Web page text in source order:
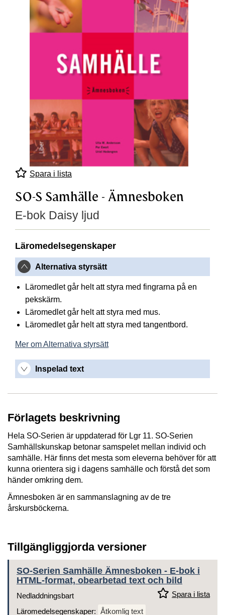
Spara i lista
SO-S Samhälle - Ämnesboken
E-bok Daisy ljud
Läromedelsegenskaper
Alternativa styrsätt
Läromedlet går helt att styra med fingrarna på en
pekskärm.
Läromedlet går helt att styra med mus.
Läromedlet går helt att styra med tangentbord.
Mer om Alternativa styrsätt
Inspelad text
Förlagets beskrivning
Hela SO-Serien är uppdaterad för Lgr 11. SO-Serien
Samhällskunskap betonar samspelet mellan individ och
samhälle. Här finns det mesta som eleverna behöver för att
kunna orientera sig i dagens samhälle och förstå det som
händer omkring dem.
Ämnesboken är en sammanslagning av de tre
årskursböckerna.
Tillgängliggjorda versioner
SO-Serien Samhälle Ämnesboken - E-bok i
HTML-format, obearbetad text och bild
Spara i lista
Nedladdningsbart
Läromedelsegenskaper: Åtkomlig text